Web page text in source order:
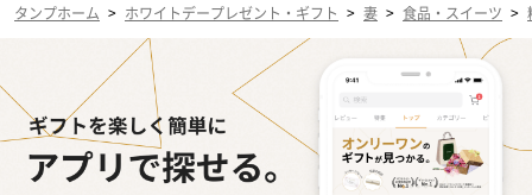
タンプホーム > ホワイトデープレゼント・ギフト > 妻 > 食品・スイーツ >